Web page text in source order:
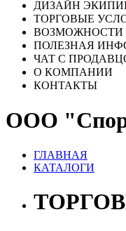
ДИЗАЙН
ТОРГОВЫЕ
ВОЗМОЖНОСТИ
ПОЛЕЗНАЯ
ЧАТ С
О КОМПАНИИ
КОНТАКТЫ
ООО
ГЛАВНАЯ
КАТАЛОГИ